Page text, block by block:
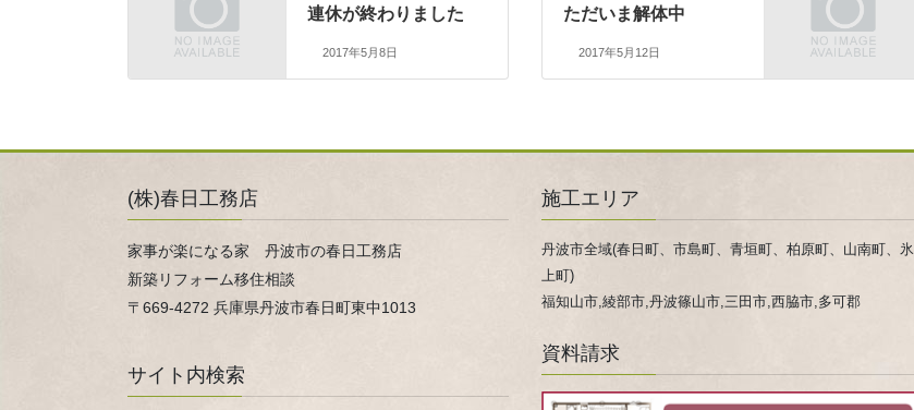
連休が終わりました
2017年5月8日
ただいま解体中
2017年5月12日
(株)春日工務店
家事が楽になる家 丹波市の春日工務店
新築リフォーム移住相談
〒669-4272 兵庫県丹波市春日町東中1013
サイト内検索
施工エリア
丹波市全域(春日町、市島町、青垣町、柏原町、山南町、氷
上町)
福知山市,綾部市,丹波篠山市,三田市,西脇市,多可郡
資料請求